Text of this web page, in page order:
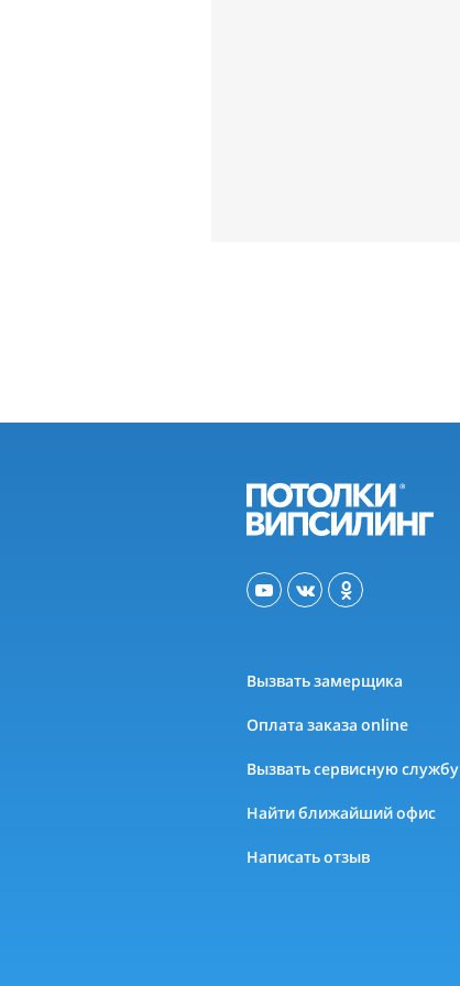
Вызвать замерщика
Оплата заказа online
Вызвать сервисную службу
Найти ближайший офис
Написать отзыв